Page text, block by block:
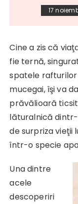
17
Cine a zis că
fie ternă,
spatele rafturilor
mucegai, îşi va
prăvălioară
lăturalnică
de surpriza vieţii
într-o specie
Una dintre
acele
descoperiri